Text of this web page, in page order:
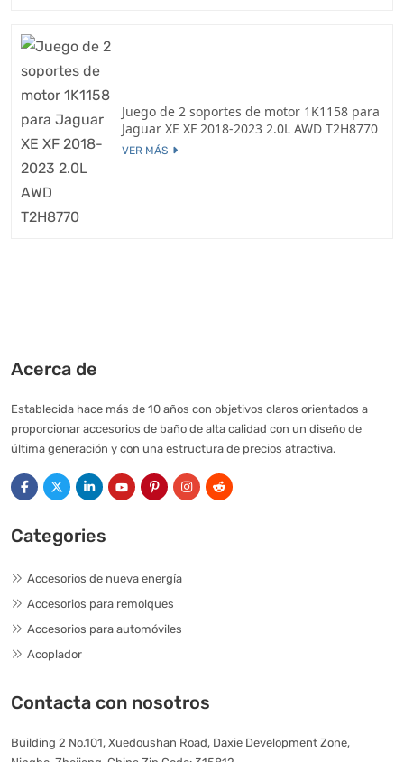
Juego de 2 soportes de motor 1K1158 para
Jaguar XE XF 2018-2023 2.0L AWD T2H8770
VER MÁS
Acerca de
Establecida hace más de 10 años con objetivos claros orientados a
proporcionar accesorios de baño de alta calidad con un diseño de
última generación y con una estructura de precios atractiva.
Categories
Accesorios de nueva energía
Accesorios para remolques
Accesorios para automóviles
Acoplador
Contacta con nosotros
Building 2 No.101, Xuedoushan Road, Daxie Development Zone,